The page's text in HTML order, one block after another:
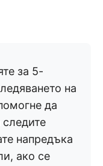
за 5-
на
да
следите
напредъка
ако се